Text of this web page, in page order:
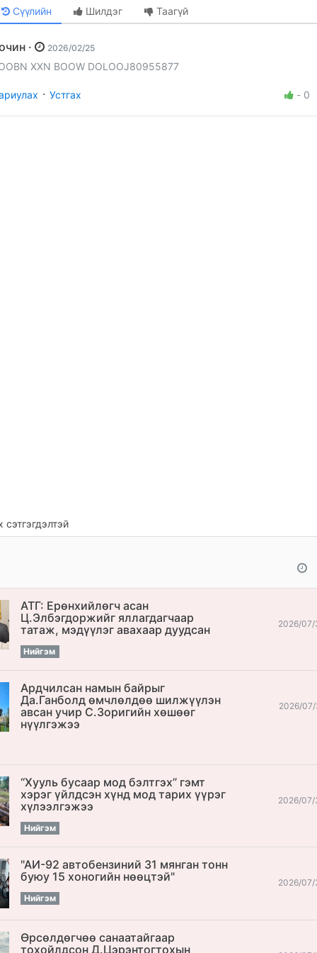
Сүүлийн Шилдэг Таагүй
Зочин · 2026/02/25
XXN BOOW DOLOOJ80955877
· Устгах - 0
АТГ: Ерөнхийлөгч асан
Ц.Элбэгдоржийг яллагдагчаар
татаж, мэдүүлэг авахаар дуудсан
Нийгэм
2026/07/
Ардчилсан намын байрыг
Да.Ганболд өмчлөлдөө шилжүүлэн
авсан учир С.Зоригийн хөшөөг
нүүлгэжээ
2026/07/
“Хууль бусаар мод бэлтгэх” гэмт
хэрэг үйлдсэн хүнд мод тарих үүрэг
хүлээлгэжээ
Нийгэм
2026/07/
"АИ-92 автобензиний 31 мянган тонн
буюу 15 хоногийн нөөцтэй"
Нийгэм
2026/07/
Өрсөлдөгчөө санаатайгаар
тохойлдсон Д.Цэрэнтогтохын